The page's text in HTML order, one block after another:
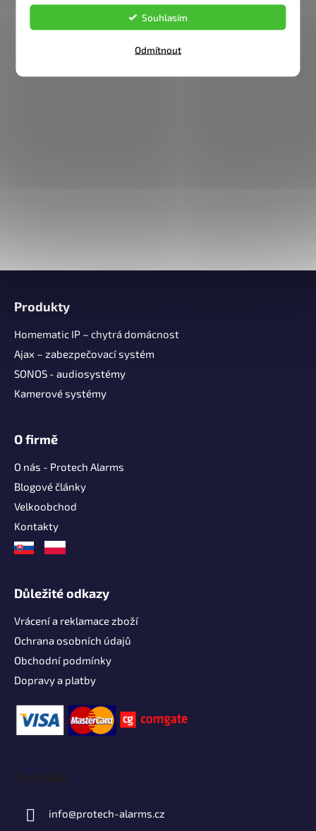
Odmítnout
Souhlasím
Produkty
Homematic IP – chytrá domácnost
Ajax – zabezpečovací systém
SONOS - audiosystémy
Kamerové systémy
O firmě
O nás - Protech Alarms
Blogové články
Velkoobchod
Kontakty
Důležité odkazy
Vrácení a reklamace zboží
Ochrana osobních údajů
Obchodní podmínky
Dopravy a platby
Kontakt
info@protech-alarms.cz